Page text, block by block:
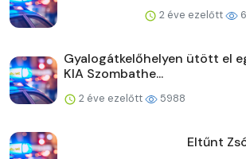
2 éve ezelőtt
Gyalogátkelőhelyen ütött el
KIA Szombathe...
2 éve ezelőtt 5988
Eltűnt